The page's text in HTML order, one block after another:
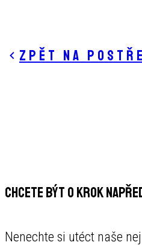
Zpět na
CHCETE BÝT O KROK
Nenechte si utéct naše